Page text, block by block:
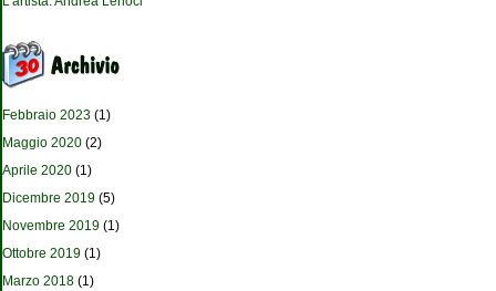
Febbraio 2023 (1)
Maggio 2020 (2)
Aprile 2020 (1)
Dicembre 2019 (5)
Novembre 2019 (1)
Ottobre 2019 (1)
Marzo 2018 (1)